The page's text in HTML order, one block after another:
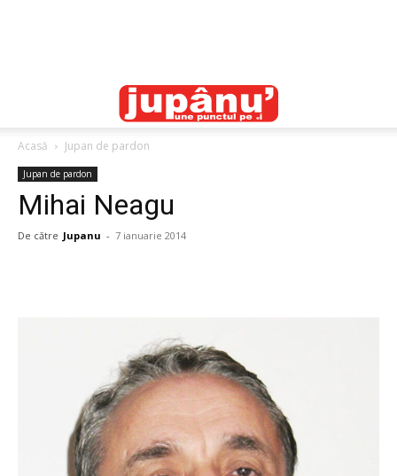
Acasă Jupan de pardon
Jupan de pardon
Mihai Neagu
De către Jupanu - 7 ianuarie 2014